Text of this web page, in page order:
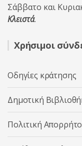
Σάββατο και
Κλειστά.
Χρήσιμοι
Οδηγίες κράτησης
Δημοτική
Πολιτική